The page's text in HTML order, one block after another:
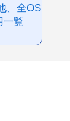
、全OS
一覧